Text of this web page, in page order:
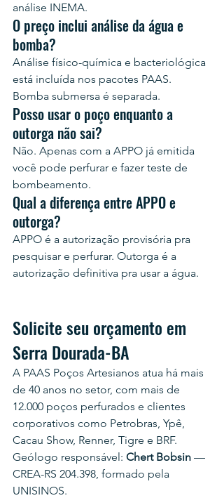
análise INEMA.
O preço inclui análise da água e
bomba?
Análise físico-química e bacteriológica
está incluída nos pacotes PAAS.
Bomba submersa é separada.
Posso usar o poço enquanto a
outorga não sai?
Não. Apenas com a APPO já emitida
você pode perfurar e fazer teste de
bombeamento.
Qual a diferença entre APPO e
outorga?
APPO é a autorização provisória pra
pesquisar e perfurar. Outorga é a
autorização definitiva pra usar a água.
Solicite seu orçamento em
Serra Dourada-BA
A PAAS Poços Artesianos atua há mais
de 40 anos no setor, com mais de
12.000 poços perfurados e clientes
corporativos como Petrobras, Ypê,
Cacau Show, Renner, Tigre e BRF.
Geólogo responsável: Chert Bobsin —
CREA-RS 204.398, formado pela
UNISINOS.